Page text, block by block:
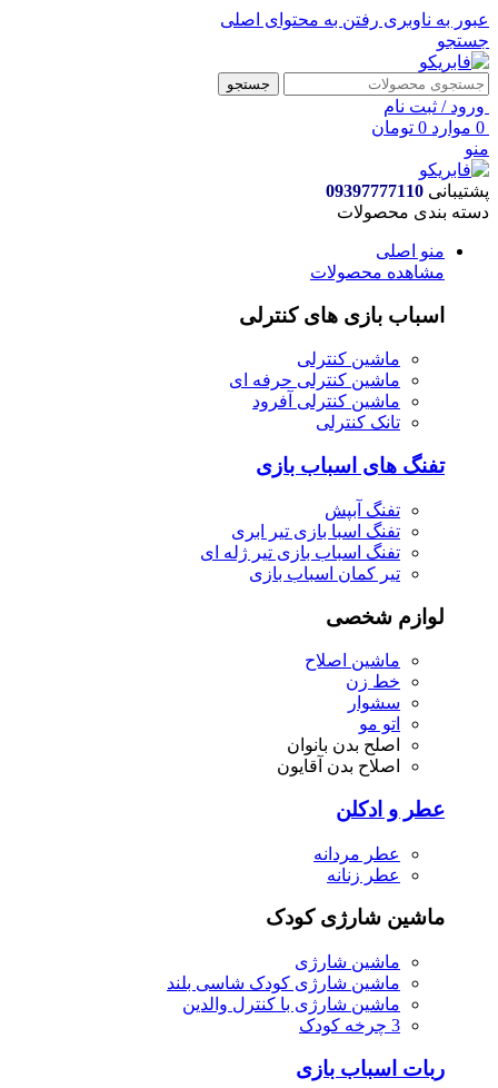
عبور به ناوبری رفتن به محتوای اصلی
جستجو
جستجو
ورود / ثبت نام
0 موارد 0 تومان
منو
پشتیبانی 09397777110
دسته بندی محصولات
منو اصلی
مشاهده محصولات
اسباب بازی های کنترلی
ماشین کنترلی
ماشین کنترلی حرفه ای
ماشین کنترلی آفرود
تانک کنترلی
تفنگ های اسباب بازی
تفنگ آبپش
تفنگ اسبا بازی تیر ابری
تفنگ اسباب بازی تیر ژله ای
تیر کمان اسباب بازی
لوازم شخصی
ماشین اصلاح
خط زن
سشوار
اتو مو
اصلح بدن بانوان
اصلاح بدن آقایون
عطر و ادکلن
عطر مردانه
عطر زنانه
ماشین شارژی کودک
ماشین شارژی
ماشین شارژی کودک شاسی بلند
ماشین شارژی با کنترل والدین
3 چرخه کودک
ربات اسباب بازی